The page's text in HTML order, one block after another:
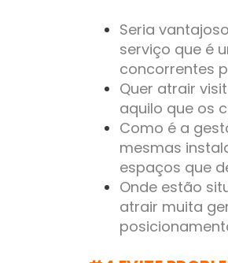
Seria
serviço que é
concorrentes
Quer atrair
aquilo que os
Como é a
mesmas
espaços que
Onde estão
atrair muita